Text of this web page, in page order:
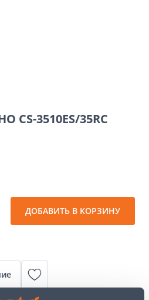
CS-3510ES/35RC
ДОБАВИТЬ В КОРЗИНУ